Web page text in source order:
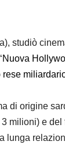
studiò
di origine
milioni) e del
lunga